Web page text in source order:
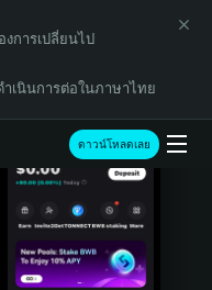
การเปลี่ยนไป
ำเนินการต่อในภาษาไทย
ดาวน์โหลดเลย